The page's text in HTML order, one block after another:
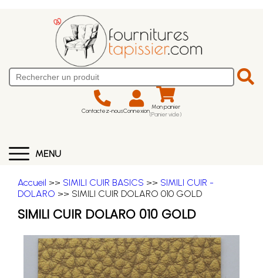
Contactez-nousConnexion Mon panier
(Panier vide)
MENU
Accueil >> SIMILI CUIR BASICS >> SIMILI CUIR -
DOLARO >> SIMILI CUIR DOLARO 010 GOLD
SIMILI CUIR DOLARO 010 GOLD